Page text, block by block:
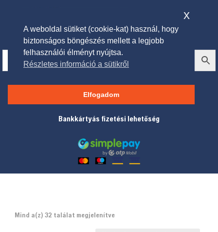
Láncfűrészek
Bankkártyás fizetési lehetőség
Mind a(z) 32 találat megjelenítve
A weboldal sütiket (cookie-kat) használ, hogy
biztonságos böngészés mellett a legjobb
felhasználói élményt nyújtsa.
Részletes információ a sütikről
Elfogadom
x